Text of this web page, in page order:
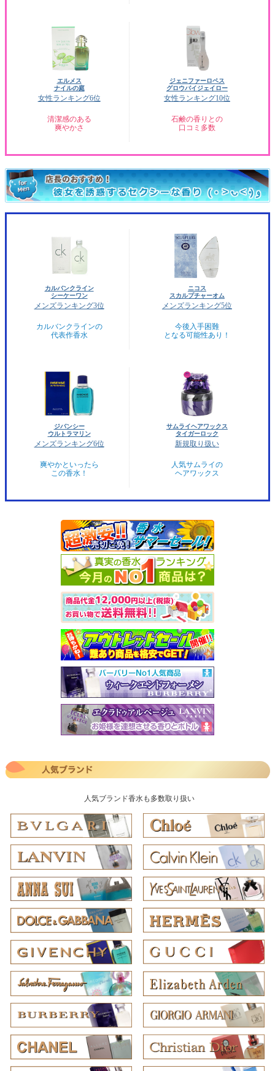
エルメス
ナイルの庭
女性ランキング6位
清潔感のある
爽やかさ
ジェニファーロペス
グロウバイジェイロー
女性ランキング10位
石鹸の香りとの
口コミ多数
カルバンクライン
シーケーワン
メンズランキング3位
カルバンクラインの
代表作香水
ニコス
スカルプチャーオム
メンズランキング5位
今後入手困難
となる可能性あり！
ジバンシー
ウルトラマリン
メンズランキング6位
爽やかといったら
この香水！
サムライヘアワックス
タイガーロック
新規取り扱い
人気サムライの
ヘアワックス
人気ブランド香水も多数取り扱い